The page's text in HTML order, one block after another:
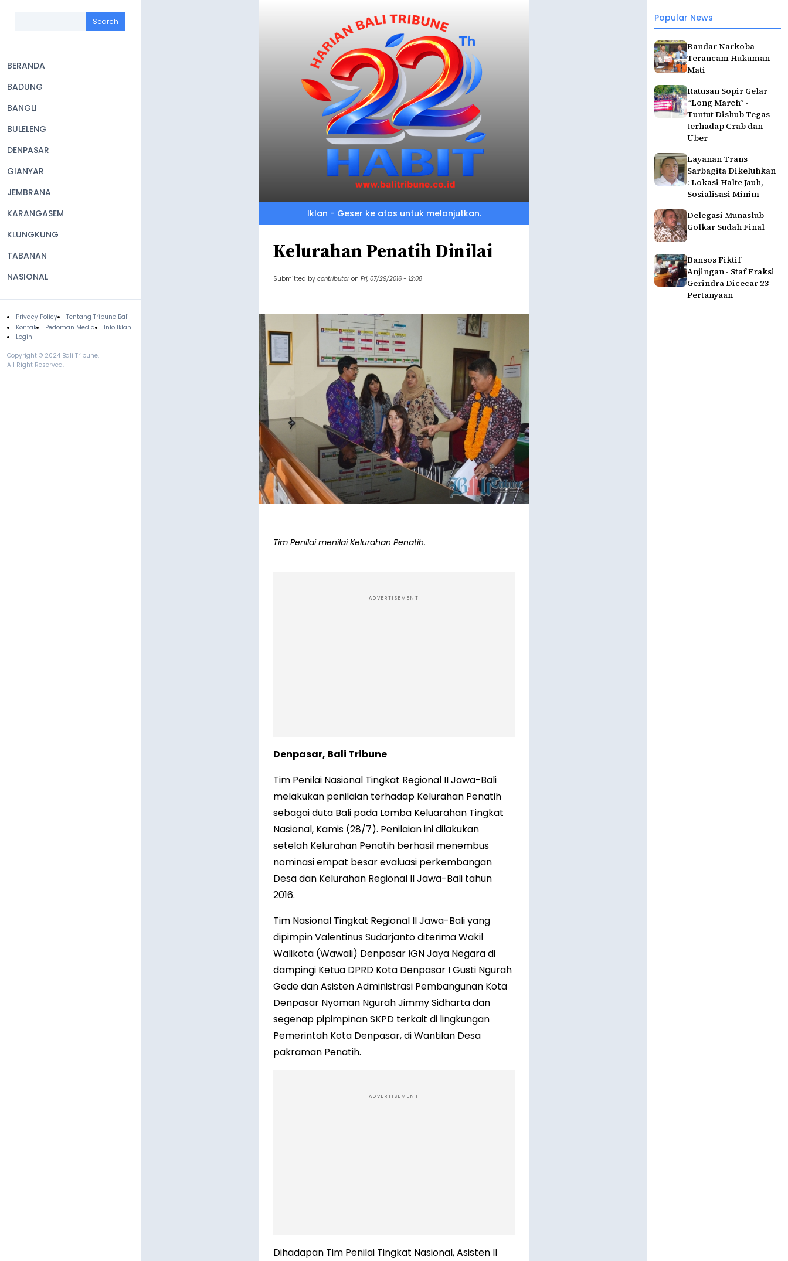
navigation
BERANDA
BADUNG
BANGLI
BULELENG
DENPASAR
GIANYAR
JEMBRANA
KARANGASEM
KLUNGKUNG
TABANAN
NASIONAL
Footer
Privacy Policy
Tentang Tribune Bali
Kontak
Pedoman Media
Info Iklan
Login
Copyright © 2024 Bali Tribune,
All Right Reserved.
Popular News
Bandar Narkoba
Terancam Hukuman
Mati
Ratusan Sopir Gelar
“Long March” -
Tuntut Dishub Tegas
terhadap Crab dan
Uber
Layanan Trans
Sarbagita Dikeluhkan
: Lokasi Halte Jauh,
Sosialisasi Minim
Delegasi Munaslub
Golkar Sudah Final
Bansos Fiktif
Anjingan - Staf Fraksi
Gerindra Dicecar 23
Pertanyaan
Iklan - Geser ke atas untuk melanjutkan.
Kelurahan Penatih Dinilai
Submitted by contributor on Fri, 07/29/2016 - 12:08
Tim Penilai menilai Kelurahan Penatih.
ADVERTISEMENT
Denpasar, Bali Tribune
Tim Penilai Nasional Tingkat Regional II Jawa-Bali
melakukan penilaian terhadap Kelurahan Penatih
sebagai duta Bali pada Lomba Keluarahan Tingkat
Nasional, Kamis (28/7). Penilaian ini dilakukan
setelah Kelurahan Penatih berhasil menembus
nominasi empat besar evaluasi perkembangan
Desa dan Kelurahan Regional II Jawa-Bali tahun
2016.
Tim Nasional Tingkat Regional II Jawa-Bali yang
dipimpin Valentinus Sudarjanto diterima Wakil
Walikota (Wawali) Denpasar IGN Jaya Negara di
dampingi Ketua DPRD Kota Denpasar I Gusti Ngurah
Gede dan Asisten Administrasi Pembangunan Kota
Denpasar Nyoman Ngurah Jimmy Sidharta dan
segenap pipimpinan SKPD terkait di lingkungan
Pemerintah Kota Denpasar, di Wantilan Desa
pakraman Penatih.
ADVERTISEMENT
Dihadapan Tim Penilai Tingkat Nasional, Asisten II